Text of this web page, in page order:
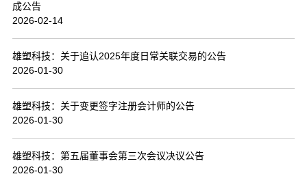
成公告
2026-02-14
雄塑科技：关于追认2025年度日常关联交易的公告
2026-01-30
雄塑科技：关于变更签字注册会计师的公告
2026-01-30
雄塑科技：第五届董事会第三次会议决议公告
2026-01-30